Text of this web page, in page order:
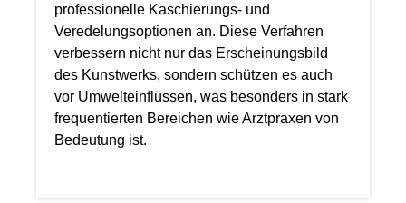
professionelle Kaschierungs- und
Veredelungsoptionen an. Diese Verfahren
verbessern nicht nur das Erscheinungsbild
des Kunstwerks, sondern schützen es auch
vor Umwelteinflüssen, was besonders in stark
frequentierten Bereichen wie Arztpraxen von
Bedeutung ist.